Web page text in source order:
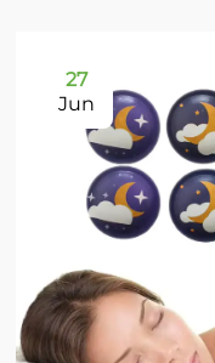
27
Jun